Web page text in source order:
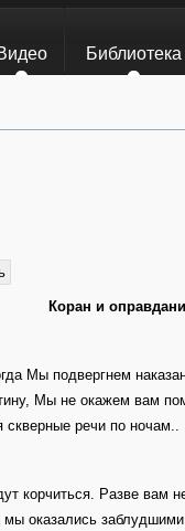
Библиотека
Коран и
Мы подвергнем
Мы не окажем вам
речи по ночам..
корчиться. Разве
мы оказались